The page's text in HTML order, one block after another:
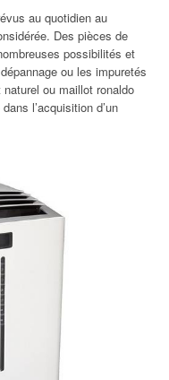
au quotidien au
Des pièces de
possibilités et
ou les impuretés
ou maillot ronaldo
l’acquisition d’un